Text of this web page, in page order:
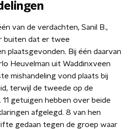
van de verdachten, Sanil B.,
buiten dat er twee
plaatsgevonden. Bij één daarvan
Heuvelman uit Waddinxveen
mishandeling vond plaats bij
terwijl de tweede op de
getuigen hebben over beide
afgelegd. 8 van hen
gedaan tegen de groep waar